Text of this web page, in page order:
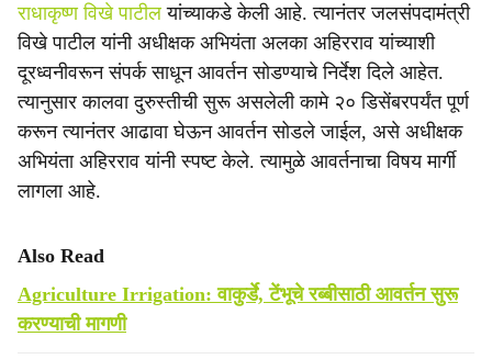
राधाकृष्ण विखे पाटीलयांच्याकडे केली आहे. त्यानंतर जलसंपदामंत्री
विखे पाटील यांनी अधीक्षक अभियंता अलका अहिरराव यांच्याशी
दूरध्वनीवरून संपर्क साधून आवर्तन सोडण्याचे निर्देश दिले आहेत.
त्यानुसार कालवा दुरुस्तीची सुरू असलेली कामे २० डिसेंबरपर्यंत पूर्ण
करून त्यानंतर आढावा घेऊन आवर्तन सोडले जाईल, असे अधीक्षक
अभियंता अहिरराव यांनी स्पष्ट केले. त्यामुळे आवर्तनाचा विषय मार्गी
लागला आहे.
Also Read
Agriculture Irrigation: वाकुर्डे, टेंभूचे रब्बीसाठी आवर्तन सुरू
करण्याची मागणी